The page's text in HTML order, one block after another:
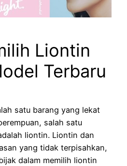
Liontin
Terbaru
satu barang yang lekat
salah satu
liontin. Liontin dan
yang tidak terpisahkan,
dalam memilih liontin